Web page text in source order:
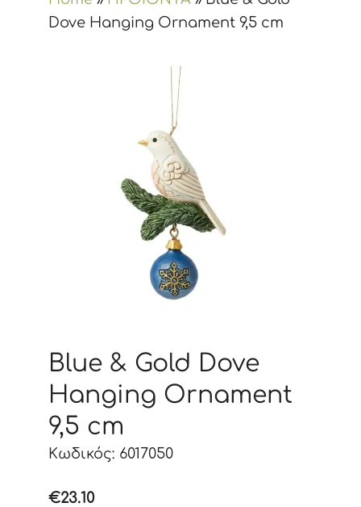
Dove Hanging Ornament 9,5 cm
Blue & Gold Dove
Hanging Ornament
9,5 cm
Κωδικός: 6017050
€23.10